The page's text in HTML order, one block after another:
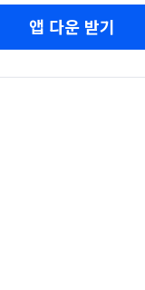
앱 다운 받기